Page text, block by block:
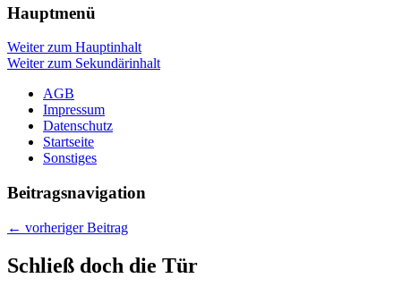
Hauptmenü
Weiter zum Hauptinhalt
Weiter zum Sekundärinhalt
AGB
Impressum
Datenschutz
Startseite
Sonstiges
Beitragsnavigation
← vorheriger Beitrag
Schließ doch die Tür